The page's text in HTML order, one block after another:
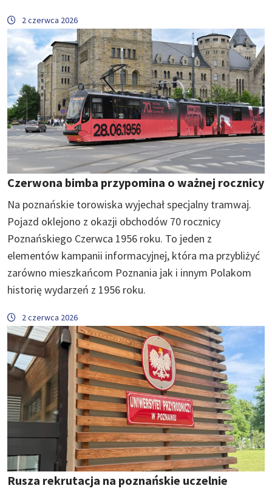
2 czerwca 2026
Czerwona bimba przypomina o ważnej rocznicy
Na poznańskie torowiska wyjechał specjalny tramwaj.
Pojazd oklejono z okazji obchodów 70 rocznicy
Poznańskiego Czerwca 1956 roku. To jeden z
elementów kampanii informacyjnej, która ma przybliżyć
zarówno mieszkańcom Poznania jak i innym Polakom
historię wydarzeń z 1956 roku.
2 czerwca 2026
Rusza rekrutacja na poznańskie uczelnie